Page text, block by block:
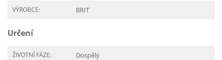
VÝROBCE: BRIT
Určení
ŽIVOTNÍ FÁZE: Dospělý